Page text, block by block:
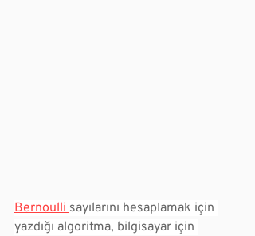
Bernoulli sayılarını hesaplamak için
yazdığı algoritma, bilgisayar için